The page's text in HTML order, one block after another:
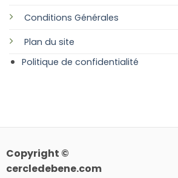
Conditions Générales
Plan du site
Politique de confidentialité
Copyright ©
cercledebene.com